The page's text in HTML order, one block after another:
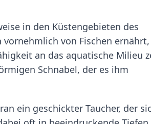
in den Küstengebieten des
von Fischen
an das aquatische Milieu
Schnabel, der es ihm
ein geschickter Taucher, der